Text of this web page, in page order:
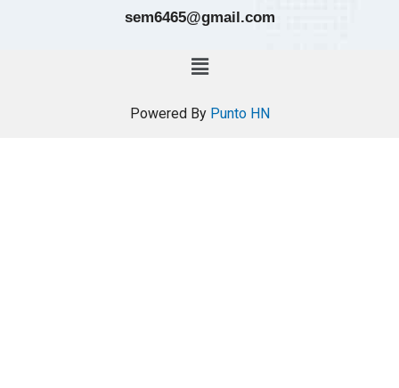
sem6465@gmail.com
Powered By Punto HN